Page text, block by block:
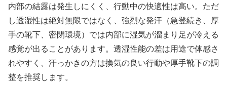
内部の結露は発生しにくく、行動中の快適性は高い。ただ
し透湿性は絶対無限ではなく、強烈な発汗（急登続き、厚
手の靴下、密閉環境）では内部に湿気が溜まり足が冷える
感覚が出ることがあります。透湿性能の差は用途で体感さ
れやすく、汗っかきの方は換気の良い行動や厚手靴下の調
整を推奨します。